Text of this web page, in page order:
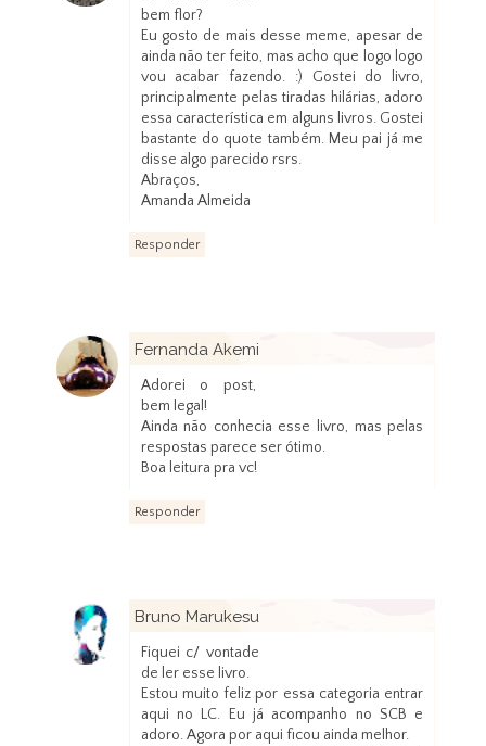
bem flor?
Eu gosto de mais desse meme, apesar de
ainda não ter feito, mas acho que logo logo
vou acabar fazendo. :) Gostei do livro,
principalmente pelas tiradas hilárias, adoro
essa característica em alguns livros. Gostei
bastante do quote também. Meu pai já me
disse algo parecido rsrs.
Abraços,
Amanda Almeida
Responder
Fernanda Akemi
Adorei o post,
bem legal!
Ainda não conhecia esse livro, mas pelas
respostas parece ser ótimo.
Boa leitura pra vc!
Responder
Bruno Marukesu
Fiquei c/ vontade
de ler esse livro.
Estou muito feliz por essa categoria entrar
aqui no LC. Eu já acompanho no SCB e
adoro. Agora por aqui ficou ainda melhor.